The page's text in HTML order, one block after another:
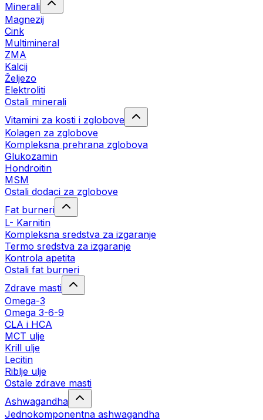
Minerali
Magnezij
Cink
Multimineral
ZMA
Kalcij
Željezo
Elektroliti
Ostali minerali
Vitamini za kosti i zglobove
Kolagen za zglobove
Kompleksna prehrana zglobova
Glukozamin
Hondroitin
MSM
Ostali dodaci za zglobove
Fat burneri
L- Karnitin
Kompleksna sredstva za izgaranje
Termo sredstva za izgaranje
Kontrola apetita
Ostali fat burneri
Zdrave masti
Omega-3
Omega 3-6-9
CLA i HCA
MCT ulje
Krill ulje
Lecitin
Riblje ulje
Ostale zdrave masti
Ashwagandha
Jednokomponentna ashwagandha